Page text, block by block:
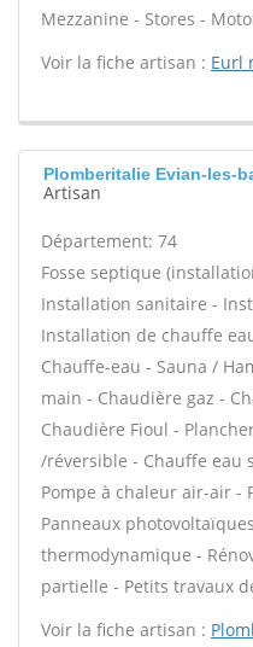
Mezzanine - Stores -
Voir la fiche artisan : Eurl
Plomberitalie Evian-les-
Artisan
Département: 74
Fosse septique
Installation sanitaire -
Installation de chauffe
Chauffe-eau - Sauna /
main - Chaudière gaz -
Chaudière Fioul -
/réversible - Chauffe eau
Pompe à chaleur air-air -
Panneaux
thermodynamique -
partielle - Petits travaux
Voir la fiche artisan :